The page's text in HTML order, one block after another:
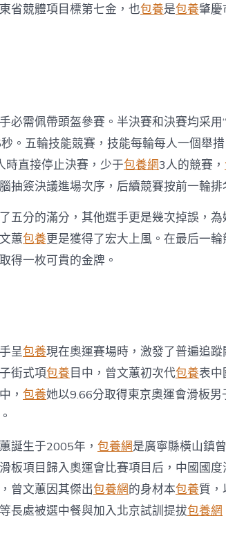
運
蕙
全
運
會
奪
金〉
中
省競體項目標第七金，也包養是包養肇
必需佩帶頭盔參賽。半決賽和決賽均采用
。五輪技能競賽，技能每輪每人一個舉
時直接停止決賽，少于包養網3人的競賽，
抽簽決議進場次序，后續競賽按前一輪排
五分的滿分，其他選手更是幾次掉誤，為
蕙包養更是獲得了宏大上風。在最后一
得一枚可貴的金牌。
呈包養現在奧運賽場時，激發了普遍追
街式項包養 目中，曾文蕙初次代包養表
， 包養她以9.66分取得東京奧運會滑板
誕生于2005年， 包養網是廣寧縣橫山鎮
板項目歸入奧運會比賽項目后，中國國度
曾文蕙因其傑出包養網的身材本包養質
長處被選中餐與加入北京試訓提拔包養網